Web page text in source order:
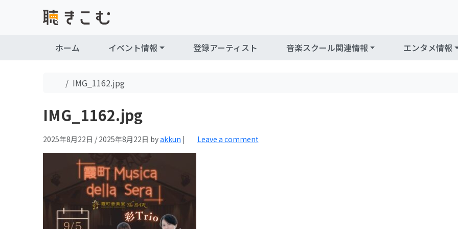
ホーム イベント情報 登録アーティスト 音楽スクール関連情報 エンタメ情報
Home
IMG_1162.jpg
IMG_1162.jpg
2025年8月22日 / 2025年8月22日 byakkun | Leave a comment